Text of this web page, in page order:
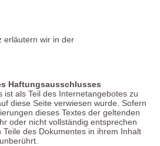
erläutern wir in der
Haftungsausschlusses
ist als Teil des Internetangebotes zu
diese Seite verwiesen wurde. Sofern
dieses Textes der geltenden
oder nicht vollständig entsprechen
des Dokumentes in ihrem Inhalt